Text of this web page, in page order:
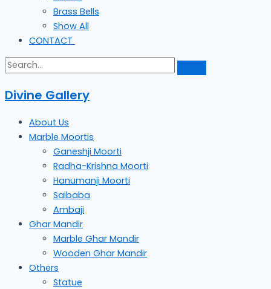
Brass Bells
Show All
CONTACT
Divine Gallery
About Us
Marble Moortis
Ganeshji Moorti
Radha-Krishna Moorti
Hanumanji Moorti
Saibaba
Ambaji
Ghar Mandir
Marble Ghar Mandir
Wooden Ghar Mandir
Others
Statue